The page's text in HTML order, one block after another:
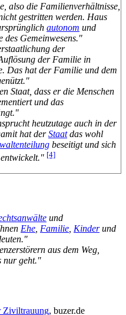
also die Familienverhältnisse,
gestritten werden. Haus
autonom und
des Gemeinwesens."
der
der Familie in
Das hat der Familie und dem
Staat, dass er die Menschen
und das
heutzutage auch in der
hat derStaatdas wohl
beseitigt und sich
[4]
und
Ehe Familie Kinderund
aus dem Weg,
nur geht."
Ziviltrauung, buzer.de